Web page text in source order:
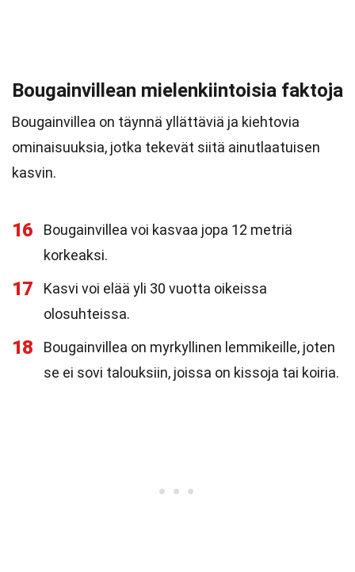
Bougainvillean mielenkiintoisia faktoja
Bougainvillea on täynnä yllättäviä ja kiehtovia
ominaisuuksia, jotka tekevät siitä ainutlaatuisen
kasvin.
16
Bougainvillea voi kasvaa jopa 12 metriä
korkeaksi.
17
Kasvi voi elää yli 30 vuotta oikeissa
olosuhteissa.
18
Bougainvillea on myrkyllinen lemmikeille, joten
se ei sovi talouksiin, joissa on kissoja tai koiria.